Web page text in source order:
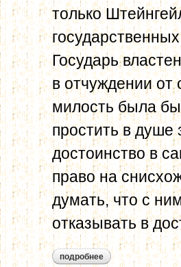
только
Государь
в отчуждении
милость была
простить в душе
достоинство в
право на
думать, что с
отказывать в
подробнее о в.и. штейнгейль